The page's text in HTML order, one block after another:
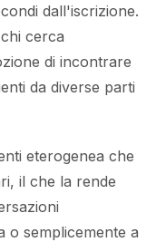
dall'iscrizione.
cerca
di incontrare
da diverse parti
eterogenea che
il che la rende
o semplicemente a